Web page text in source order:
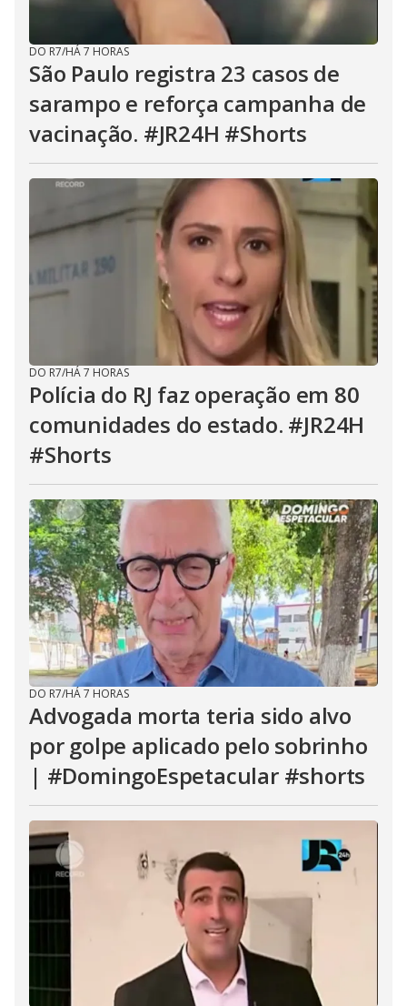
DO R7/HÁ 7 HORAS
São Paulo registra 23 casos de
sarampo e reforça campanha de
vacinação. #JR24H #Shorts
DO R7/HÁ 7 HORAS
Polícia do RJ faz operação em 80
comunidades do estado. #JR24H
#Shorts
DO R7/HÁ 7 HORAS
Advogada morta teria sido alvo
por golpe aplicado pelo sobrinho
| #DomingoEspetacular #shorts